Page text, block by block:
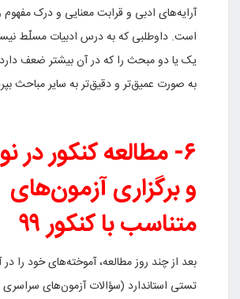
آرایه‌های ادبی و قرابت معنایی و درک مفهوم
است. داوطلبی که به درس ادبیات مسلّط
یک یا دو مبحث را که در آن بیشتر ضعف دارد،
به صورت عمیق‌تر و دقیق‌تر به سایر مباحث
و برگزاری آزمون‌های
متناسب با کنکور ۹۹
بعد از چند روز مطالعه، آموخته‌های خود را
تستی استاندارد (سؤالات آزمون‌های